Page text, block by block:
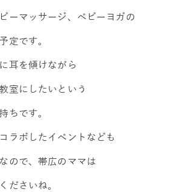
ーマッサージ、ベビーヨガの
定です。
耳を傾けながら
室にしたいという
ちです。
ラボしたイベントなども
ので、帯広のママは
ださいね。